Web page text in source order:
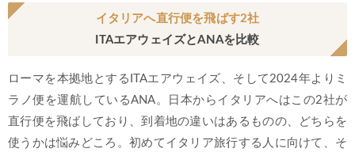
イタリアへ直行便を飛ばす2社
ITAエアウェイズとANAを比較
ローマを本拠地とするITAエアウェイズ、そして2024年よりミ
ラノ便を運航しているANA。日本からイタリアへはこの2社が
直行便を飛ばしており、到着地の違いはあるものの、どちらを
使うかは悩みどころ。初めてイタリア旅行する人に向けて、そ